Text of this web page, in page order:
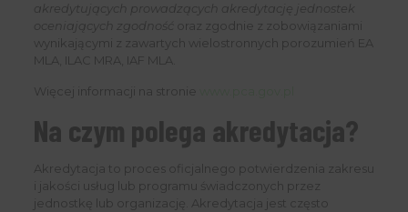
akredytujących prowadzących akredytację jednostek
oceniających zgodność
oraz zgodnie z zobowiązaniami
wynikającymi z zawartych wielostronnych porozumień EA
MLA, ILAC MRA, IAF MLA.
Więcej informacji na stronie
Na czym polega akredytacja?
Akredytacja to proces oficjalnego potwierdzenia zakresu
i jakości usług lub programu świadczonych przez
jednostkę lub organizację. Akredytacja jest często